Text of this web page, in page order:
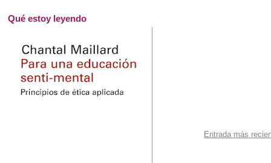
Entrada más
Qué estoy leyendo